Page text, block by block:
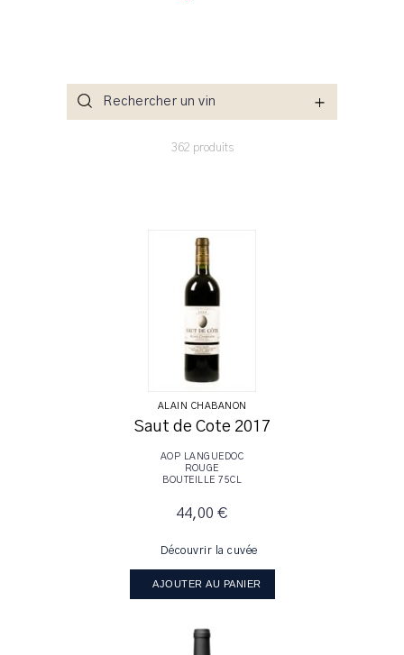
Rechercher un vin
A savourer avec
A quelle occasion
Guide et Médaille
Contenance
Prix / Promo
Rechercher
362 produits
ALAIN CHABANON
Saut de Cote 2017
AOP LANGUEDOC
ROUGE
BOUTEILLE 75CL
44,00 €
Découvrir la cuvée
AJOUTER AU PANIER